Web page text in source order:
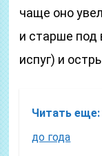
чаще оно
и старше под
испуг) и
Читать еще:
до года